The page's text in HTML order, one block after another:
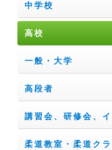
中学校
高校
一般・大学
高段者
講習会、研修会、
柔道教室・柔道ク